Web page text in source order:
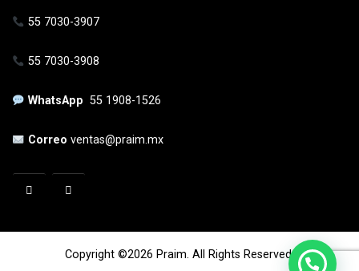
55 7030-3907
55 7030-3908
WhatsApp55 1908-1526
Correoventas@praim.mx
Copyright ©2026 Praim. All Rights Reserved.